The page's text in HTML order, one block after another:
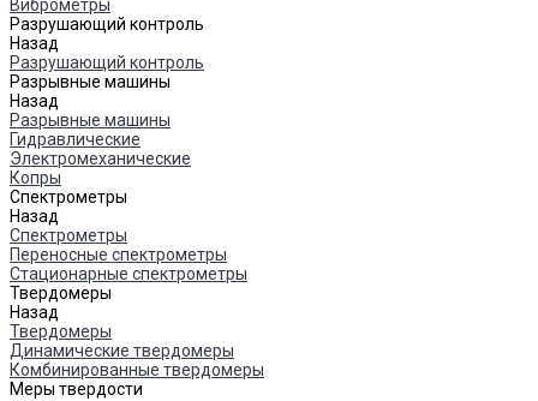
Виброметры
Разрушающий контроль
Назад
Разрушающий контроль
Разрывные машины
Назад
Разрывные машины
Гидравлические
Электромеханические
Копры
Спектрометры
Назад
Спектрометры
Переносные спектрометры
Стационарные спектрометры
Твердомеры
Назад
Твердомеры
Динамические твердомеры
Комбинированные твердомеры
Меры твердости